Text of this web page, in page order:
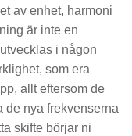
av enhet, harmoni
är inte en
i någon
som era
allt eftersom de
de nya frekvenserna
skifte börjar ni